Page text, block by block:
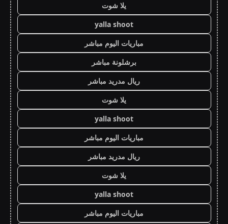
يلا شوت
yalla shoot
مباريات اليوم مباشر
برشلونة مباشر
ريال مدريد مباشر
يلا شوت
yalla shoot
مباريات اليوم مباشر
ريال مدريد مباشر
يلا شوت
yalla shoot
مباريات اليوم مباشر